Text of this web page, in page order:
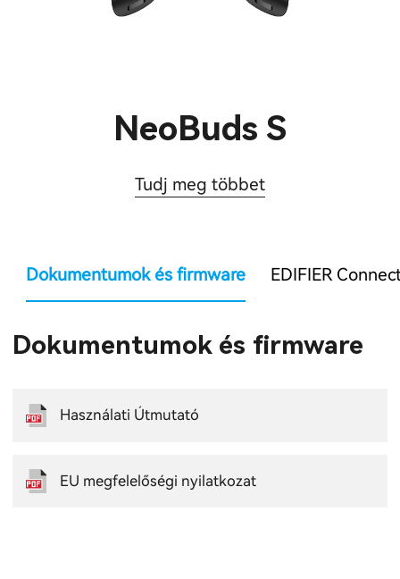
NeoBuds S
Tudj meg többet
Dokumentumok és firmware EDIFIER
Dokumentumok és firmware
Használati Útmutató
EU megfelelőségi nyilatkozat